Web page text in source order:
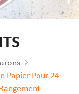
Papier Pour 24